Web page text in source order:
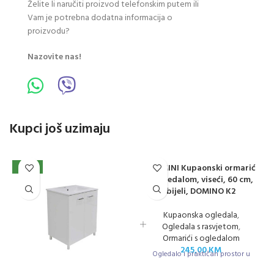
Želite li naručiti proizvod telefonskim putem ili
Vam je potrebna dodatna informacija o
proizvodu?
Nazovite nas!
Kupci još uzimaju
NOVO
FRAMINI Kupaonski ormarić
s ogledalom, viseći, 60 cm,
bijeli, DOMINO K2
Kupaonska ogledala,
Ogledala s rasvjetom,
Ormarići s ogledalom
245,00KM
Ogledalo i praktičan prostor u